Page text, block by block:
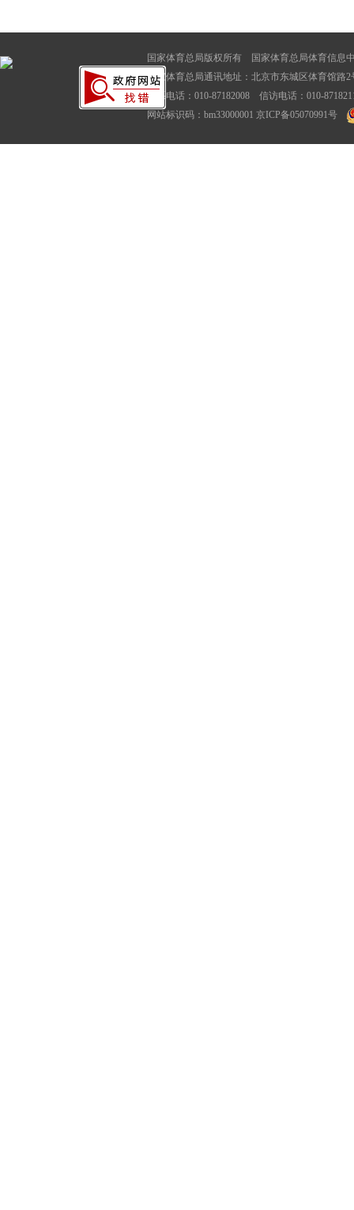
国家体育总局版权所有 国家体育总局体育信息
国家体育总局通讯地址：北京市东城区体育馆
联系电话：010-87182008 信访电话：010-
网站标识码：bm33000001 京ICP备05070991号